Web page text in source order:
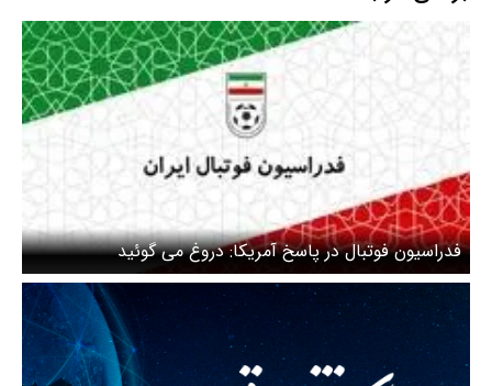
فدراسیون فوتبال در پاسخ آمریکا: دروغ می گوئید